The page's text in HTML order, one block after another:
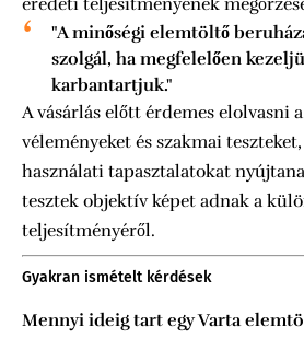
eredeti teljesítményének
"A minőségi elemtöltő
szolgál, ha megfelelően
karbantartjuk."
A vásárlás előtt érdemes elolvasni
véleményeket és szakmai
használati tapasztalatokat
tesztek objektív képet adnak a
teljesítményéről.
Gyakran ismételt kérdések
Mennyi ideig tart egy Varta